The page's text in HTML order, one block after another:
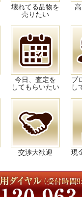
壊れてる品物を
売りたい
今日、査定を
してもらいたい
プ
し
交渉大歓迎 現